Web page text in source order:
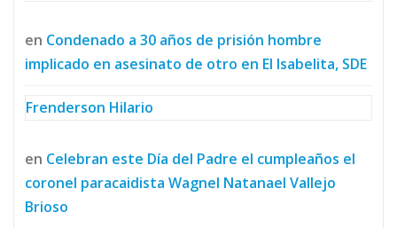
en Condenado a 30 años de prisión hombre
implicado en asesinato de otro en El Isabelita, SDE
Frenderson Hilario
en Celebran este Día del Padre el cumpleaños el
coronel paracaidista Wagnel Natanael Vallejo
Brioso